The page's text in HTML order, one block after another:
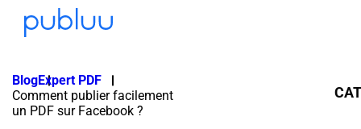
BlogExpert PDF
Comment publier facilement
un PDF sur Facebook ?